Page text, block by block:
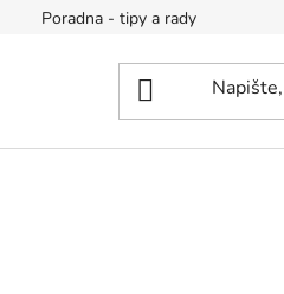
Poradna - tipy a rady